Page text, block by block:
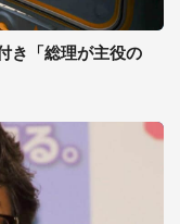
き「総理が主役の